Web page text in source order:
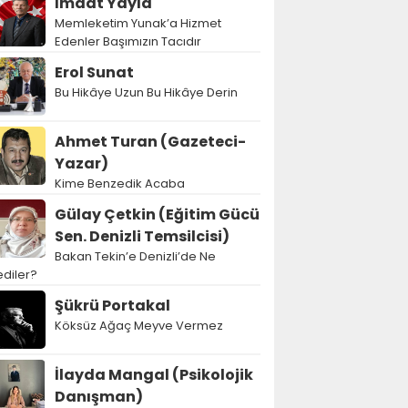
Memleketim Yunak’a Hizmet
Edenler Başımızın Tacıdır
Erol Sunat
Bu Hikâye Uzun Bu Hikâye Derin
Ahmet Turan (Gazeteci-
Yazar)
Kime Benzedik Acaba
Gülay Çetkin (Eğitim Gücü
Sen. Denizli Temsilcisi)
Bakan Tekin’e Denizli’de Ne
Şükrü Portakal
Köksüz Ağaç Meyve Vermez
İlayda Mangal (Psikolojik
Danışman)